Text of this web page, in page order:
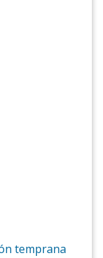
temprana